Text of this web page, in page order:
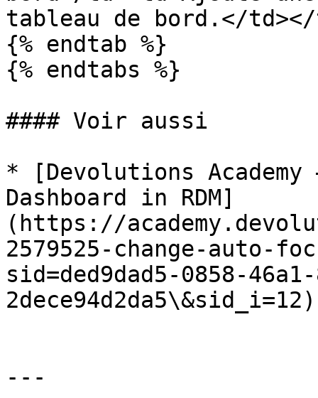
tableau de bord.</
{% endtab %}
{% endtabs %}
#### Voir aussi
* [Devolutions Academy
Dashboard in RDM]
(https://
2579525-change-auto-
sid=ded9dad5-0858-
2dece94d2da5\&sid_i=12)
---